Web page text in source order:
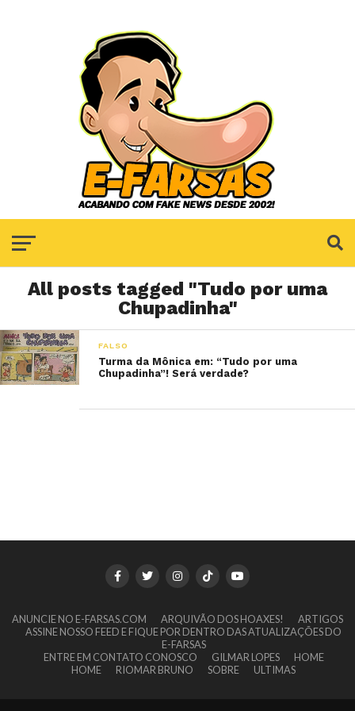
All posts tagged "Tudo por uma
Chupadinha"
FALSO
Turma da Mônica em: “Tudo por uma
Chupadinha”! Será verdade?
ANUNCIE NO E-FARSAS.COM ARQUIVÃO DOS HOAXES!
ARTIGOS
ASSINE NOSSO FEED E FIQUE POR DENTRO DAS ATUALIZAÇÕES DO
E-FARSAS
ENTRE EM CONTATO CONOSCO
GILMAR LOPES
HOME
HOME
RIOMAR BRUNO SOBRE ULTIMAS